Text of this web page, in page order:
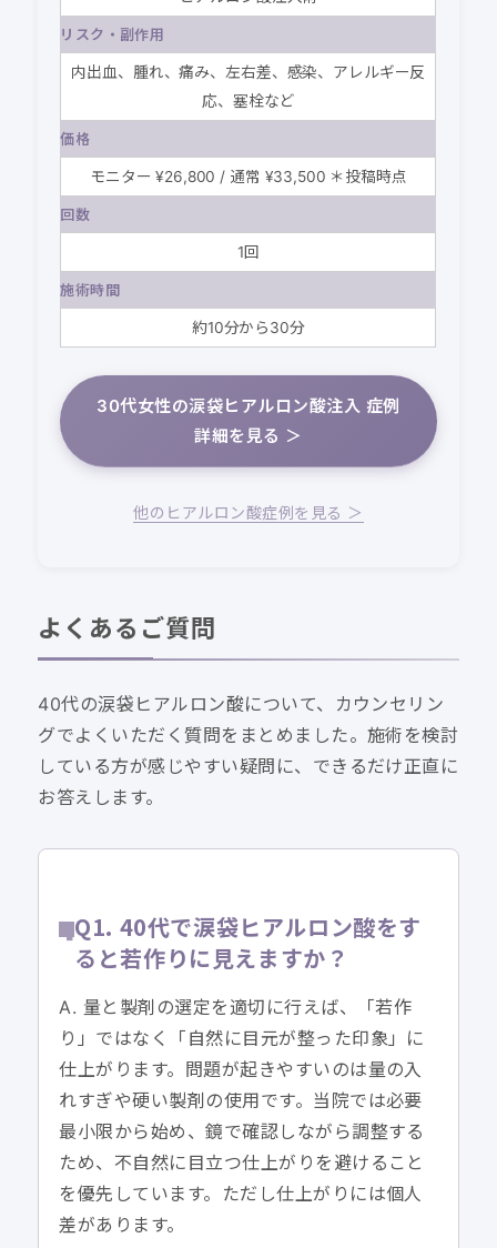
リスク・副作用
内出血、腫れ、痛み、左右差、感染、アレルギー反
応、塞栓など
価格
モニター ¥26,800 / 通常 ¥33,500 ＊投稿時点
回数
1回
施術時間
約10分から30分
30代女性の涙袋ヒアルロン酸注入 症例
詳細を見る ＞
他のヒアルロン酸症例を見る ＞
よくあるご質問
40代の涙袋ヒアルロン酸について、カウンセリン
グでよくいただく質問をまとめました。施術を検討
している方が感じやすい疑問に、できるだけ正直に
お答えします。
Q1. 40代で涙袋ヒアルロン酸をす
ると若作りに見えますか？
A. 量と製剤の選定を適切に行えば、「若作
り」ではなく「自然に目元が整った印象」に
仕上がります。問題が起きやすいのは量の入
れすぎや硬い製剤の使用です。当院では必要
最小限から始め、鏡で確認しながら調整する
ため、不自然に目立つ仕上がりを避けること
を優先しています。ただし仕上がりには個人
差があります。